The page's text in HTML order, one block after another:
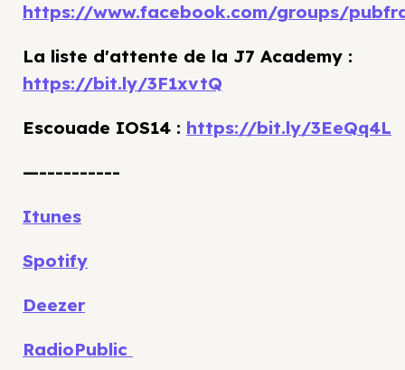
https://www.facebook.com/groups/
La liste d'attente de la J7 Academy :
https://bit.ly/3F1xvtQ
Escouade IOS14 : https://bit.ly/3EeQq4L
—----------
Itunes
Spotify
Deezer
RadioPublic